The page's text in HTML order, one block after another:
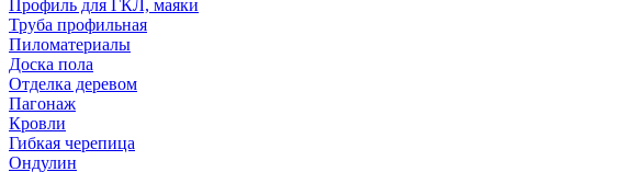
Профиль для ГКЛ, маяки
Труба профильная
Пиломатериалы
Доска пола
Отделка деревом
Пагонаж
Кровли
Гибкая черепица
Ондулин